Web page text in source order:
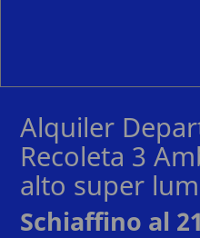
Alquiler
Recoleta 3
alto super
Schiaffino al